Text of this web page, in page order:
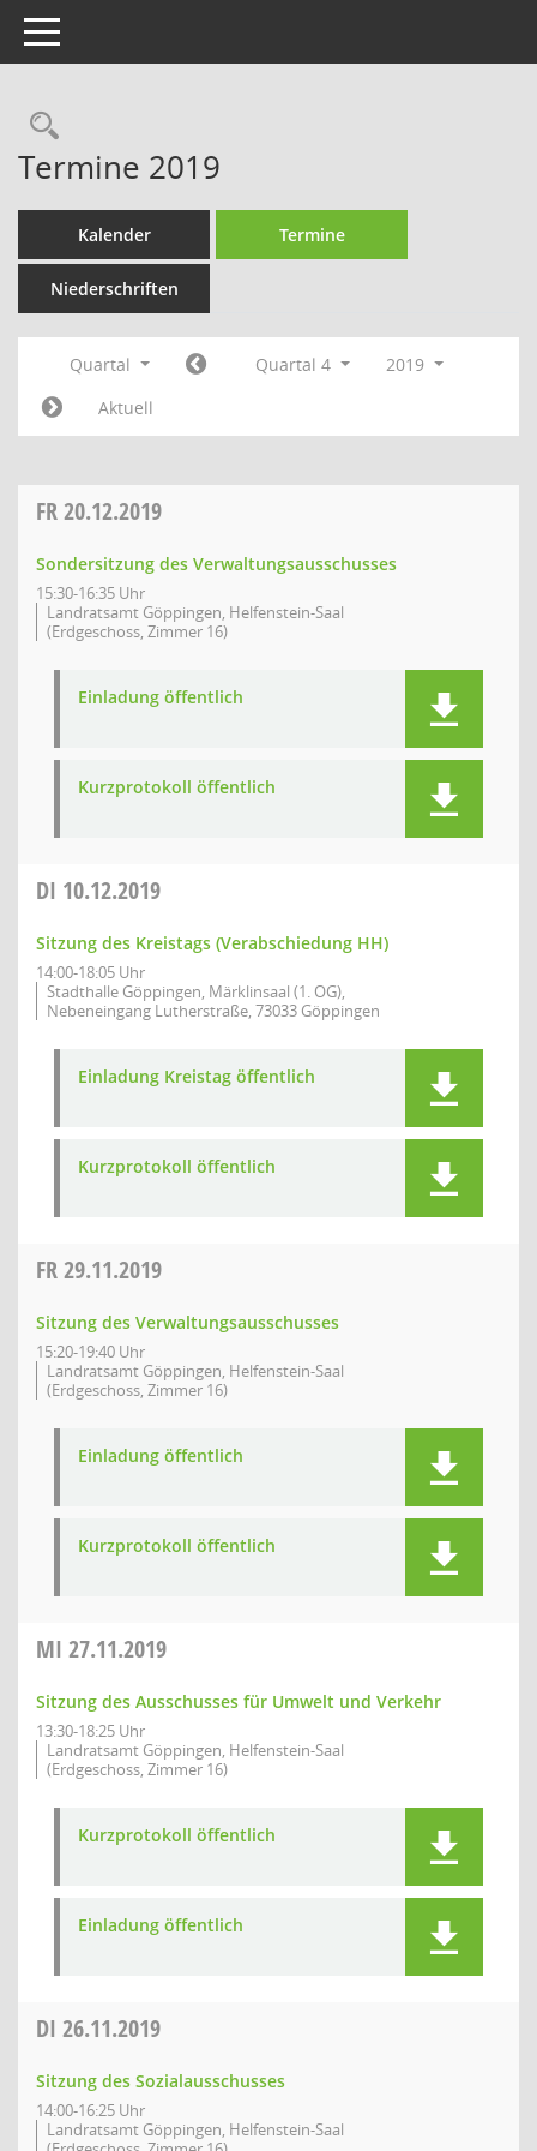
Toggle navigation
Rechercheauswahl
Termine 2019
Kalender Termine
Niederschriften
Quartal Quartal 4
2019
Aktuell
FR20.12.2019
Sondersitzung des Verwaltungsausschusses
15:30-16:35 Uhr
Landratsamt Göppingen, Helfenstein-Saal
(Erdgeschoss, Zimmer 16)
Einladung öffentlich
Kurzprotokoll öffentlich
DI 10.12.2019
Sitzung des Kreistags (Verabschiedung HH)
14:00-18:05 Uhr
Stadthalle Göppingen, Märklinsaal (1. OG),
Nebeneingang Lutherstraße, 73033 Göppingen
Einladung Kreistag öffentlich
Kurzprotokoll öffentlich
FR29.11.2019
Sitzung des Verwaltungsausschusses
15:20-19:40 Uhr
Landratsamt Göppingen, Helfenstein-Saal
(Erdgeschoss, Zimmer 16)
Einladung öffentlich
Kurzprotokoll öffentlich
MI 27.11.2019
Sitzung des Ausschusses für Umwelt und Verkehr
13:30-18:25 Uhr
Landratsamt Göppingen, Helfenstein-Saal
(Erdgeschoss, Zimmer 16)
Kurzprotokoll öffentlich
Einladung öffentlich
DI 26.11.2019
Sitzung des Sozialausschusses
14:00-16:25 Uhr
Landratsamt Göppingen, Helfenstein-Saal